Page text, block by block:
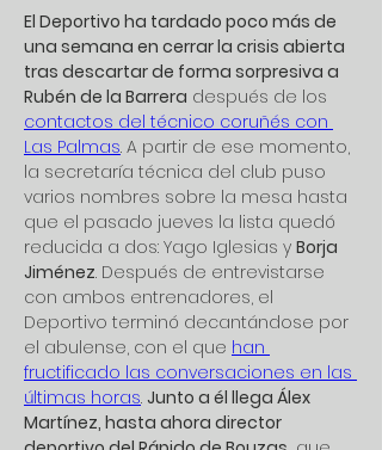
El Deportivo ha tardado poco más de
una semana en cerrar la crisis abierta
tras descartar de forma sorpresiva a
Rubén de la Barrera después de los
contactos del técnico coruñés con
Las Palmas. A partir de ese momento,
la secretaría técnica del club puso
varios nombres sobre la mesa hasta
que el pasado jueves la lista quedó
reducida a dos: Yago Iglesias y Borja
Jiménez. Después de entrevistarse
con ambos entrenadores, el
Deportivo terminó decantándose por
el abulense, con el que han
fructificado las conversaciones en las
últimas horas. Junto a él llega Álex
Martínez, hasta ahora director